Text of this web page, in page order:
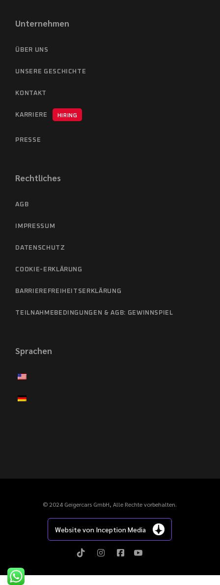
Unternehmen
ÜBER UNS
UNSERE GESCHICHTE
KONTAKT
KARRIERE HIRING
PRESSE
Rechtliches
AGB
IMPRESSUM
DATENSCHUTZ
COOKIE-ERKLÄRUNG
BARRIEREFREIHEITSERKLÄRUNG
TEILNAHMEBEDINGUNGEN & AGB: GEWINNSPIEL
Sprachen
© 2024 Geigercars GmbH, Alle Rechte vorbehalten.
Website von Inception Media